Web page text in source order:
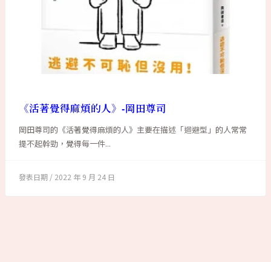
《活著覺得麻煩的人》-岡田尊司
岡田尊司的《活著覺得麻煩的人》主要在描述「迴避型」的人常常
提不起幹勁，覺得每一件...
2022 年 9 月 24 日